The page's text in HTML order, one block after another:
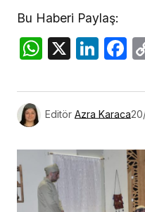
Bu Haberi Paylaş:
X
Editör Azra Karaca